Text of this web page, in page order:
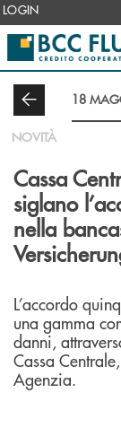
Salta al contenuto
LOGIN
18
NOVITÀ
Cassa
siglano
nella
L’accordo
una gamma
danni,
Cassa
Agenzia.